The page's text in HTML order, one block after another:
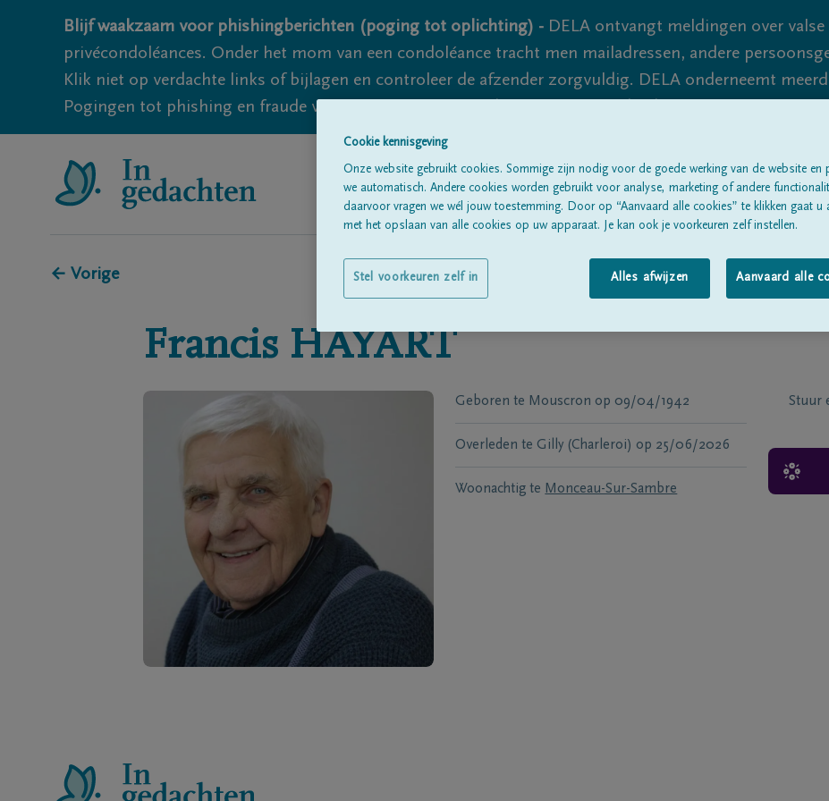
Blijf waakzaam voor phishingberichten (poging tot oplichting) - DELA ontvangt meldingen over
privécondoléances. Onder het mom van een condoléance tracht men mailadressen, andere
Klik niet op verdachte links of bijlagen en controleer de afzender zorgvuldig. DELA onderneemt
Pogingen tot phishing en fraude vallen echter nooit volledig uit te sluiten, dus blijf waakzaam.
Alle rouwberichtenOver ons
← Vorige
Francis HAYART
Geboren te Mouscron op 09/04/1942
Overleden te Gilly (Charleroi) op 25/06/2026
Woonachtig te Monceau-Sur-Sambre
Stuur
Cookie kennisgeving
Onze website gebruikt cookies. Sommige zijn nodig voor de goede werking van de website en
we automatisch. Andere cookies worden gebruikt voor analyse, marketing of andere
daarvoor vragen we wél jouw toestemming. Door op “Aanvaard alle cookies” te klikken gaat u
met het opslaan van alle cookies op uw apparaat. Je kan ook je voorkeuren zelf instellen.
Alles afwijzen Aanvaard alle
Stel voorkeuren zelf in